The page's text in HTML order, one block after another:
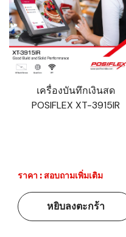
เครื่องบันทึกเงินสด
POSIFLEX XT-3915IR
ราคา : สอบถามเพิ่มเติม
หยิบลงตะกร้า